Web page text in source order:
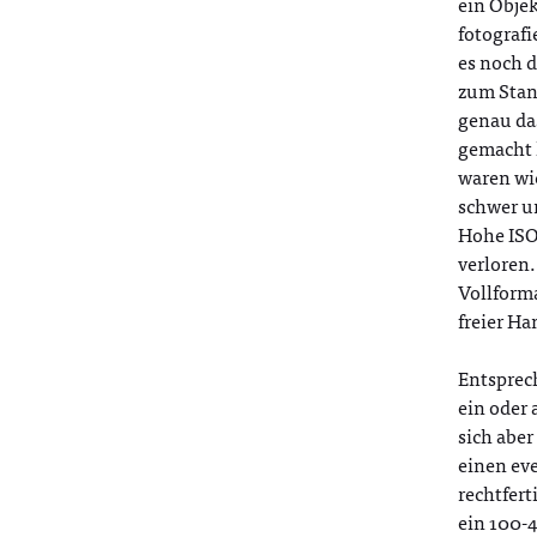
es noch
zum
genau
gemacht
waren
schwer
Hohe
freier
ein oder
sich
einen
ein 100-